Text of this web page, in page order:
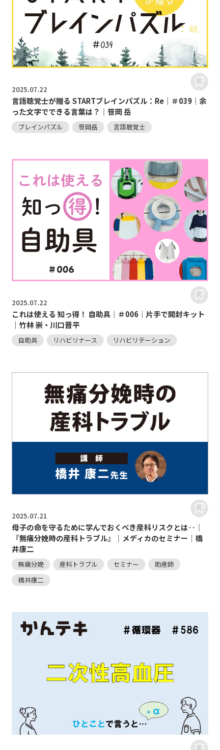
2025.07.22
言語聴覚士が贈る STARTブレインパズル：Re｜＃039｜余
った文字でできる言葉は？｜笹岡 岳
ブレインパズル 笹岡岳 言語聴覚士
2025.07.22
これは使える 知っ得！ 自助具｜＃006｜片手で開封キット
｜竹林 崇・川口晋平
自助具 リハビリナース リハビリテーション
2025.07.21
母子の命を守るために学んでおくべき産科リスクとは‥｜
『無痛分娩時の産科トラブル』｜メディカのセミナー｜橋
井康二
無痛分娩 産科トラブル セミナー
助産師
橋井康二